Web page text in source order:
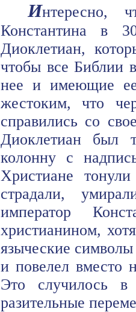
Интересно,
Константина в
Диоклетиан,
чтобы все Библии
нее и имеющие
жестоким, что
справились со
Диоклетиан был
колонну с
Христиане
страдали,
император
христианином,
языческие
и повелел вместо
Это случилось
разительные